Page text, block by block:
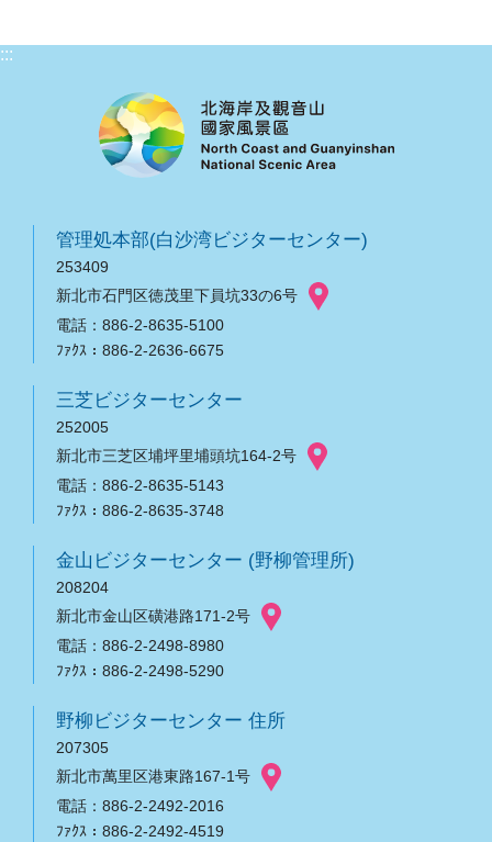
:::
管理処本部(白沙湾ビジターセンター)
253409
新北市石門区徳茂里下員坑33の6号
電話：886-2-8635-5100
ﾌｧｸｽ：886-2-2636-6675
三芝ビジターセンター
252005
新北市三芝区埔坪里埔頭坑164-2号
電話：886-2-8635-5143
ﾌｧｸｽ：886-2-8635-3748
金山ビジターセンター (野柳管理所)
208204
新北市金山区磺港路171-2号
電話：886-2-2498-8980
ﾌｧｸｽ：886-2-2498-5290
野柳ビジターセンター 住所
207305
新北市萬里区港東路167-1号
電話：886-2-2492-2016
ﾌｧｸｽ：886-2-2492-4519